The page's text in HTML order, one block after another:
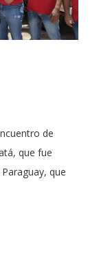
de
que fue
que